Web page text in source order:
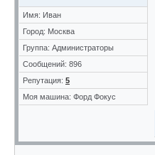
Имя: Иван
Город: Москва
Группа: Администраторы
Сообщений: 896
Репутация: 5
Моя машина: Форд Фокус